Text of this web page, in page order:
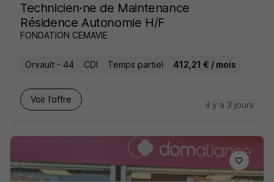
Technicien·ne de Maintenance
Résidence Autonomie H/F
FONDATION CEMAVIE
Orvault - 44 CDI Temps partiel 412,21 € / mois
Voir l’offre
il y a 3 jours